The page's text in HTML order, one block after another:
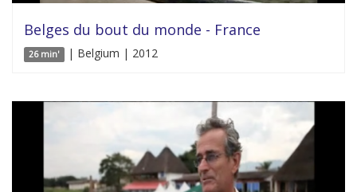
Belges du bout du monde - France
26 min' | Belgium | 2012